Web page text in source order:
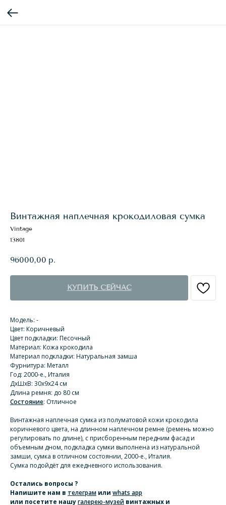
Винтажная наплечная крокодиловая сумка
Vintage
13801
96000,00 р.
КУПИТЬ СЕЙЧАС
Модель: -
Цвет: Коричневый
Цвет подкладки: Песочный
Материал: Кожа крокодила
Материал подкладки: Натуральная замша
Фурнитура: Металл
Год: 2000-е., Италия
ДхШхВ: 30х9х24 см
Длина ремня: до 80 см
Состояние: Отличное
Винтажная наплечная сумка из полуматовой кожи крокодила
коричневого цвета, на длинном наплечном ремне (ремень можно
регулировать по длине), с присборенным передним фасад и
объемным дном, подкладка сумки выполнена из натуральной
замши, сумка в отличном состоянии, 2000-е., Италия.
Сумка подойдёт для ежедневного использования.
Остались вопросы ?
Напишите нам в телеграм или whats app
или посетите нашугалерею-музей винтажных и